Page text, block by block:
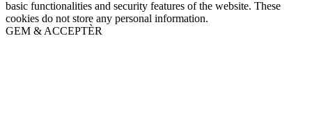
basic functionalities and security features of the website. These
cookies do not store any personal information.
GEM & ACCEPTÈR